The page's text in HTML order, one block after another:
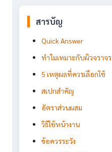
สารบัญ
Quick Answer
ทำไมเหมาะกับผิวจราจร
5 เหตุผลที่ควรเลือกใช้
สเปกสำคัญ
อัตราส่วนผสม
วิธีใช้หน้างาน
ข้อควรระวัง